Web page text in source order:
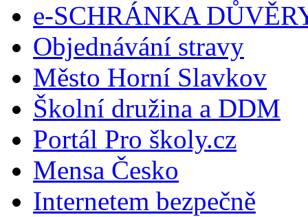
e-SCHRÁNKA
Objednávání stravy
Město Horní Slavkov
Školní družina a DDM
Portál Pro školy.cz
Mensa Česko
Internetem bezpečně